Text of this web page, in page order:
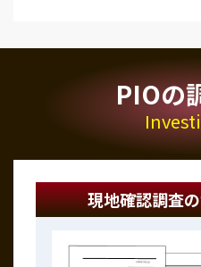
PIOの
現地確認調査